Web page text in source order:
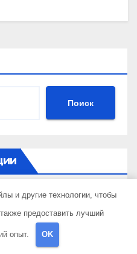
Поиск
автомобиля и каково
для получения
и другие технологии, чтобы
предоставить лучший
опыт. OK